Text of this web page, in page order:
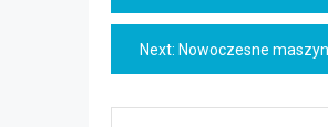
Next: Nowoczesne maszyny do pakowania zwiększają efektywność